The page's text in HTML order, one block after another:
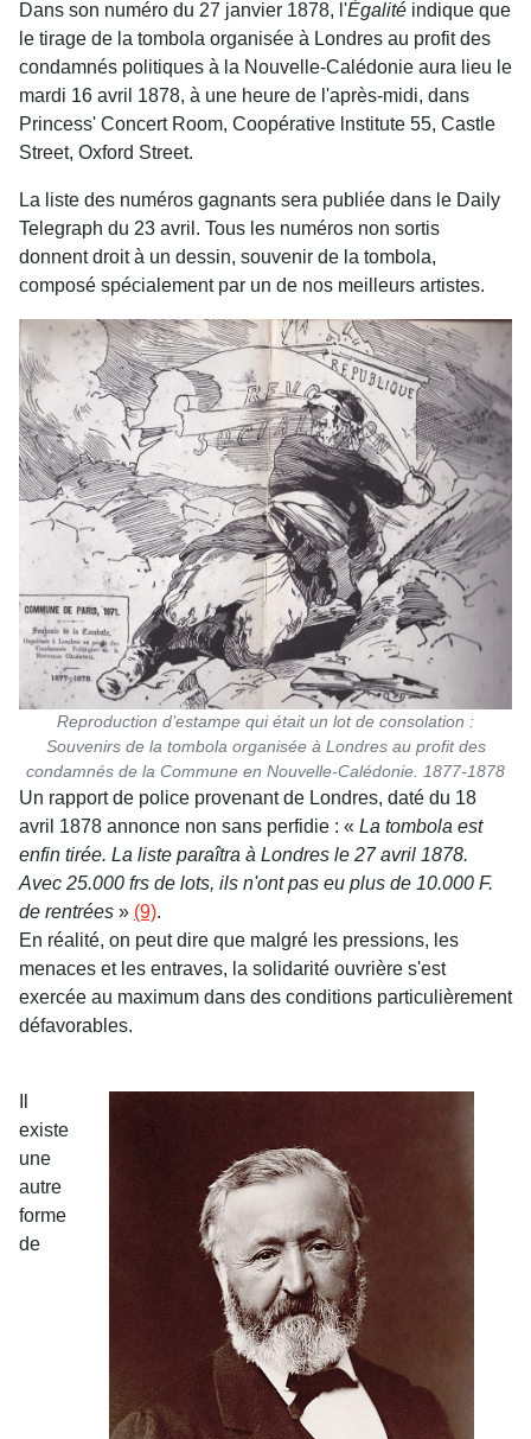
Dans son numéro du 27 janvier 1878, l'Égalité indique que
le tirage de la tombola organisée à Londres au profit des
condamnés politiques à la Nouvelle-Calédonie aura lieu le
mardi 16 avril 1878, à une heure de l'après-midi, dans
Princess' Concert Room, Coopérative lnstitute 55, Castle
Street, Oxford Street.
La liste des numéros gagnants sera publiée dans le Daily
Telegraph du 23 avril. Tous les numéros non sortis
donnent droit à un dessin, souvenir de la tombola,
composé spécialement par un de nos meilleurs artistes.
Reproduction d’estampe qui était un lot de consolation :
Souvenirs de la tombola organisée à Londres au profit des
condamnés de la Commune en Nouvelle-Calédonie. 1877-1878
Un rapport de police provenant de Londres, daté du 18
avril 1878 annonce non sans perfidie : « La tombola est
enfin tirée. La liste paraîtra à Londres le 27 avril 1878.
Avec 25.000 frs de lots, ils n'ont pas eu plus de 10.000 F.
de rentrées » (9).
En réalité, on peut dire que malgré les pressions, les
menaces et les entraves, la solidarité ouvrière s'est
exercée au maximum dans des conditions particulièrement
défavorables.
existe
une
autre
forme
de